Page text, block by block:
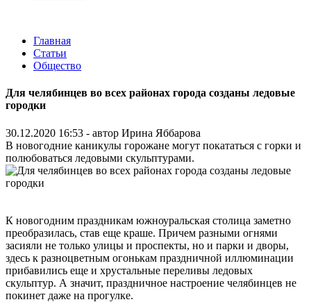
Главная
Статьи
Общество
Для челябинцев во всех районах города созданы ледовые
городки
30.12.2020 16:53 - автор Ирина Яббарова
В новогодние каникулы горожане могут покататься с горки и
полюбоваться ледовыми скульптурами.
К новогодним праздникам южноуральская столица заметно
преобразилась, став еще краше. Причем разными огнями
засияли не только улицы и проспекты, но и парки и дворы,
здесь к разноцветным огонькам праздничной иллюминации
прибавились еще и хрустальные переливы ледовых
скульптур. А значит, праздничное настроение челябинцев не
покинет даже на прогулке.